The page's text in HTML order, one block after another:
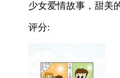
少女爱情故事，甜美
评分: